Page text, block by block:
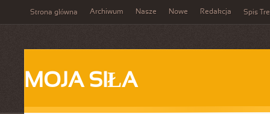
Strona główna Archiwum Nasze Nowe Redakcja Spis
MOJA SIŁA